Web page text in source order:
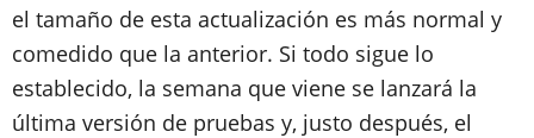
el tamaño de esta actualización es más normal y
comedido que la anterior. Si todo sigue lo
establecido, la semana que viene se lanzará la
última versión de pruebas y, justo después, el